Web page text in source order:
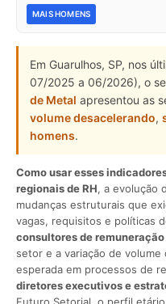
MAIS HOMENS
Em Guarulhos, SP, nos
07/2025 a 06/2026), o
de Metal apresentou as
volume desacelerando,
homens.
Como usar esses
regionais de RH, a evolução
mudanças estruturais que
vagas, requisitos e políticas
consultores de
setor e a variação de volume
esperada em processos de
diretores executivos e